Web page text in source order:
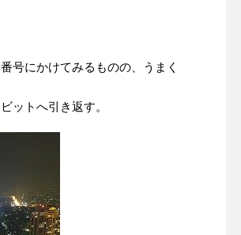
号にかけてみるものの、うまく
ットへ引き返す。